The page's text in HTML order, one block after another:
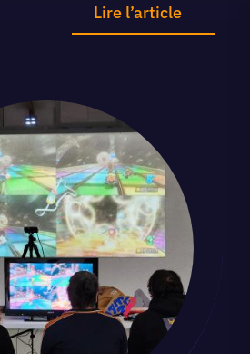
Lire l’article